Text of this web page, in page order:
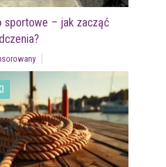
sportowe – jak zacząć